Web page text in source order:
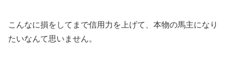
こんなに損をしてまで信用力を上げて、本物の馬主になり
たいなんて思いません。